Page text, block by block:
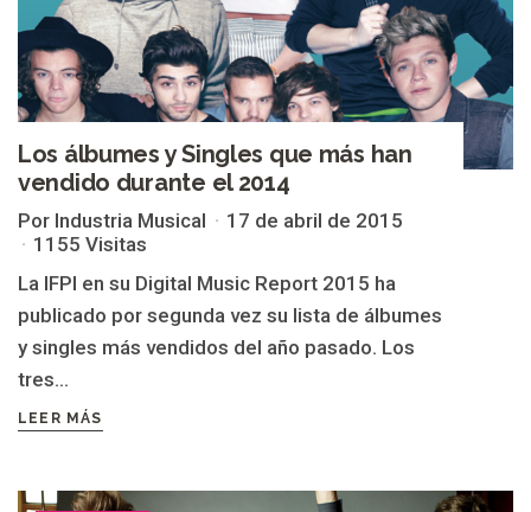
Los álbumes y Singles que más han
vendido durante el 2014
Por Industria Musical
17 de abril de 2015
1155 Visitas
La IFPI en su Digital Music Report 2015 ha
publicado por segunda vez su lista de álbumes
y singles más vendidos del año pasado. Los
tres...
LEER MÁS